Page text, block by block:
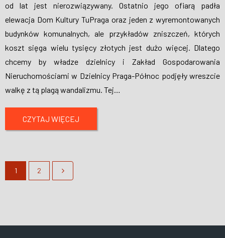
od lat jest nierozwiązywany. Ostatnio jego ofiarą padła
elewacja Dom Kultury TuPraga oraz jeden z wyremontowanych
budynków komunalnych, ale przykładów zniszczeń, których
koszt sięga wielu tysięcy złotych jest dużo więcej. Dlatego
chcemy by władze dzielnicy i Zakład Gospodarowania
Nieruchomościami w Dzielnicy Praga-Północ podjęły wreszcie
walkę z tą plagą wandalizmu. Tej…
CZYTAJ WIĘCEJ
1 2